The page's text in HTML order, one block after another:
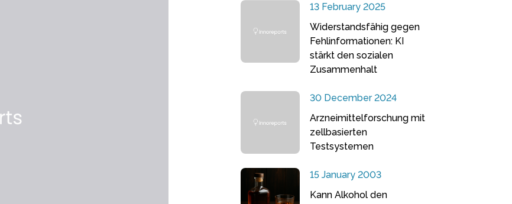
13 February 2025
Widerstandsfähig gegen
Fehlinformationen: KI
stärkt den sozialen
Zusammenhalt
30 December 2024
Arzneimittelforschung mit
zellbasierten
Testsystemen
15 January 2003
Kann Alkohol den